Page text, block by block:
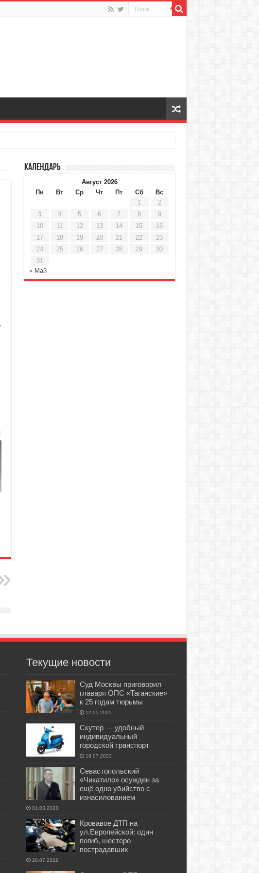
Календарь
Август 2026
Пн
Вт Ср Чт Пт Сб
Вс
1
2
3
4 5 6 7 8
9
10
11 12 13 14 15
16
17
18 19 20 21 22
23
24
25 26 27 28 29
30
31
« Май
Текущие новости
Суд Москвы приговорил
главаря ОПС «Таганские»
к 25 годам тюрьмы
12.05.2025
Скутер — удобный
индивидуальный
городской транспорт
18.07.2023
Севастопольский
«Чикатило» осужден за
ещё одно убийство с
изнасилованием
01.03.2023
Кровавое ДТП на
ул.Европейской: один
погиб, шестеро
пострадавших
28.07.2022